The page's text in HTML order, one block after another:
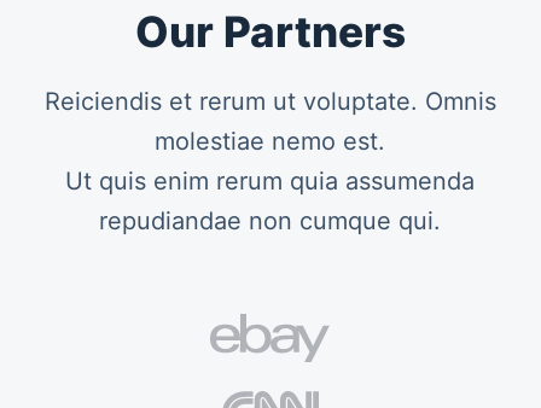
Our Partners
Reiciendis et rerum ut voluptate. Omnis
molestiae nemo est.
Ut quis enim rerum quia assumenda
repudiandae non cumque qui.